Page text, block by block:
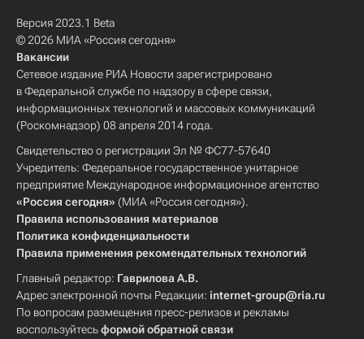
Версия 2023.1 Beta
© 2026 МИА «Россия сегодня»
Вакансии
Сетевое издание РИА Новости зарегистрировано
в Федеральной службе по надзору в сфере связи,
информационных технологий и массовых коммуникаций
(Роскомнадзор) 08 апреля 2014 года.
Свидетельство о регистрации Эл № ФС77-57640
Учредитель: Федеральное государственное унитарное
предприятие Международное информационное агентство
«Россия сегодня» (МИА «Россия сегодня»).
Правила использования материалов
Политика конфиденциальности
Правила применения рекомендательных технологий
Главный редактор: Гаврилова А.В.
Адрес электронной почты Редакции: internet-group@ria.ru
По вопросам размещения пресс-релизов и рекламы
воспользуйтесьформой обратной связи